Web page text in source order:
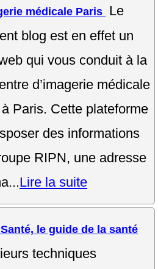
médicale Paris Le
blog est en effet un
qui vous conduit à la
d’imagerie médicale
Paris. Cette plateforme
des informations
RIPN, une adresse
Lire la suite
le guide de la santé
techniques